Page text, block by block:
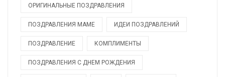
ОРИГИНАЛЬНЫЕ ПОЗДРАВЛЕНИЯ
ПОЗДРАВЛЕНИЯ МАМЕ ИДЕИ ПОЗДРАВЛЕНИЙ
ПОЗДРАВЛЕНИЕ КОМПЛИМЕНТЫ
ПОЗДРАВЛЕНИЯ С ДНЕМ РОЖДЕНИЯ